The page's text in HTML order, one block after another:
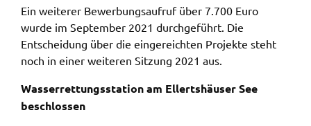
Ein weite­rer Bewer­bungs­auf­ruf über 7.700 Euro
wurde im Septem­ber 2021 durch­ge­führt. Die
Entschei­dung über die einge­reich­ten Projek­te steht
noch in einer weite­ren Sitzung 2021 aus.
Wasser­ret­tungs­sta­ti­on am Ellerts­häu­ser See
beschlos­sen
Hierbei wird der erweiterte Datenschutzmodus
verwendet, der nach Anbieterangaben eine
Speicherung von Nutzerinformationen erst bei
Wiedergabe des/der Videos in Gang setzt. Wird die
Wiedergabe eingebetteter YouTube-Videos
gestartet, setzt YouTube Cookies ein, um